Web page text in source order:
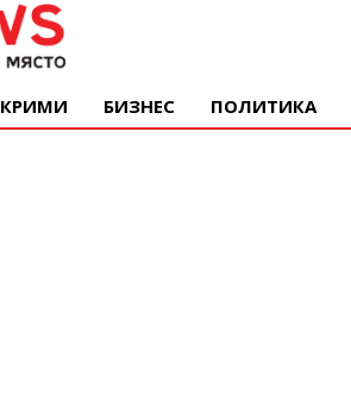
КРИМИ БИЗНЕС ПОЛИТИКА